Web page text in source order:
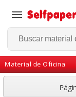
Material de Oficina
Volver